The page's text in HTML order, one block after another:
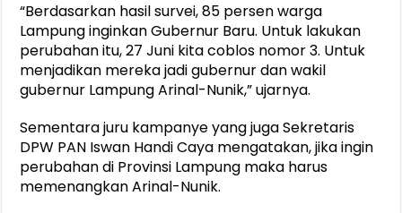
“Berdasarkan hasil survei, 85 persen warga
Lampung inginkan Gubernur Baru. Untuk lakukan
perubahan itu, 27 Juni kita coblos nomor 3. Untuk
menjadikan mereka jadi gubernur dan wakil
gubernur Lampung Arinal-Nunik,” ujarnya.
Sementara juru kampanye yang juga Sekretaris
DPW PAN Iswan Handi Caya mengatakan, jika ingin
perubahan di Provinsi Lampung maka harus
memenangkan Arinal-Nunik.